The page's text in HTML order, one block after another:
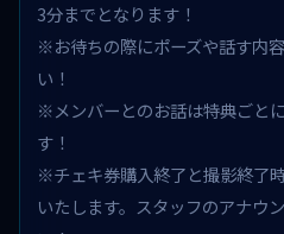
3分までとなります！
※お待ちの際にポーズや話す内
い！
※メンバーとのお話は特典ごと
す！
※チェキ券購入終了と撮影終了
いたします。スタッフのアナウ